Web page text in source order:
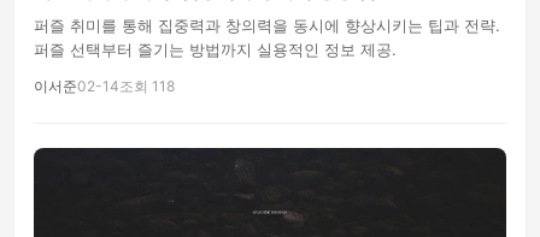
퍼즐 취미를 통해 집중력과 창의력을 동시에 향상시키는 팁과 전략.
퍼즐 선택부터 즐기는 방법까지 실용적인 정보 제공.
이서준02-14조회 118